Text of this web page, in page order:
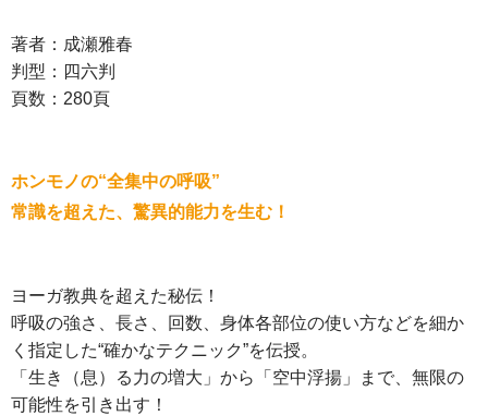
著者：成瀬雅春
判型：四六判
頁数：280頁
ホンモノの“全集中の呼吸”
常識を超えた、驚異的能力を生む！
ヨーガ教典を超えた秘伝！
呼吸の強さ、長さ、回数、身体各部位の使い方などを細か
く指定した“確かなテクニック”を伝授。
「生き（息）る力の増大」から「空中浮揚」まで、無限の
可能性を引き出す！